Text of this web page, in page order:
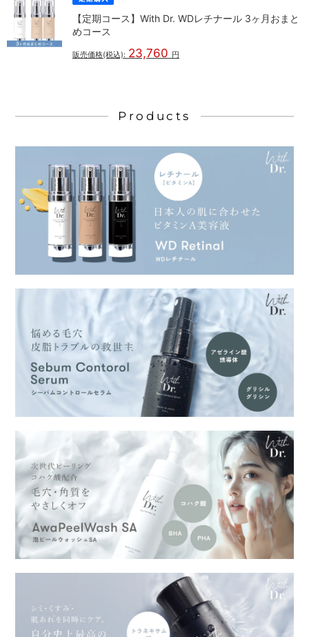
【定期コース】With Dr. WDレチナール 3ヶ月おまと
めコース
販売価格(税込): 23,760 円
Products